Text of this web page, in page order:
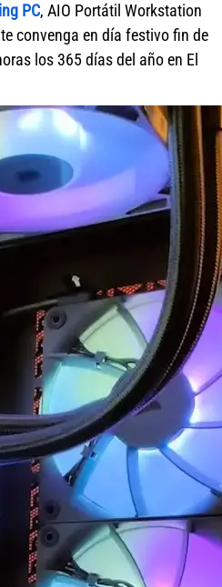
PC, AIO Portátil Workstation
convenga en día festivo fin de
los 365 días del año en El